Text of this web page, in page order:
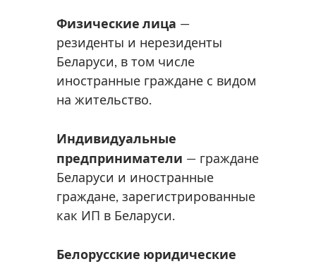
Физические лица —
резиденты и нерезиденты
Беларуси, в том числе
иностранные граждане с видом
на жительство.
Индивидуальные
предприниматели — граждане
Беларуси и иностранные
граждане, зарегистрированные
как ИП в Беларуси.
Белорусские юридические